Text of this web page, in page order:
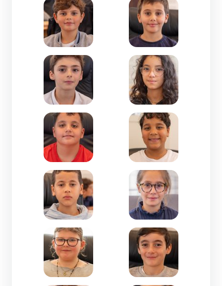
Zoom de l'image Gaspard AMIGUES-CM1-
Zoom de l'image
Zoom de l'image Hadrien MAURY PALAU-CM1-
Zoom de l'image Hiba
Zoom de l'image Huseyin Ege YILMAZ-CM2-
Zoom de l'image Ilyes
Zoom de l'image Imran EL OMARI-CM1-M.
Zoom de l'image Jade
Zoom de l'image Jeane RICHARD-CM2-Fabre
Zoom de l'image Kostia